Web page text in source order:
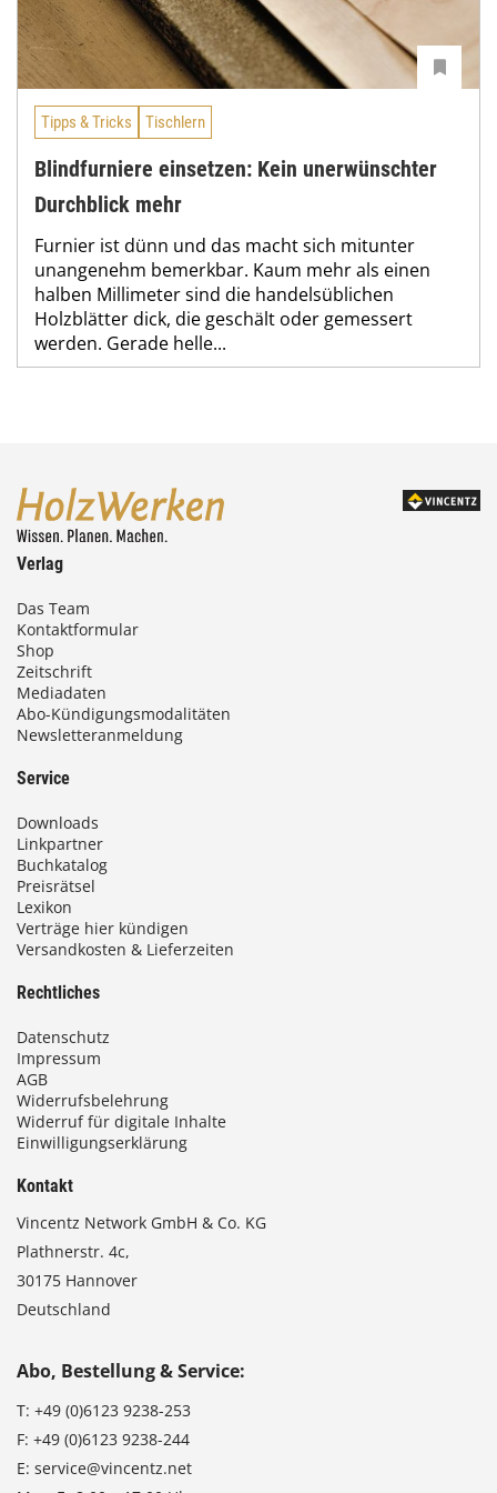
Tipps & Tricks Tischlern
Blindfurniere einsetzen: Kein unerwünschter
Durchblick mehr
Furnier ist dünn und das macht sich mitunter
unangenehm bemerkbar. Kaum mehr als einen
halben Millimeter sind die handelsüblichen
Holzblätter dick, die geschält oder gemessert
werden. Gerade helle...
Verlag
Das Team
Kontaktformular
Shop
Zeitschrift
Mediadaten
Abo-Kündigungsmodalitäten
Newsletteranmeldung
Service
Downloads
Linkpartner
Buchkatalog
Preisrätsel
Lexikon
Verträge hier kündigen
Versandkosten & Lieferzeiten
Rechtliches
Datenschutz
Impressum
AGB
Widerrufsbelehrung
Widerruf für digitale Inhalte
Einwilligungserklärung
Kontakt
Vincentz Network GmbH & Co. KG
Plathnerstr. 4c,
30175 Hannover
Deutschland
Abo, Bestellung & Service:
T: +49 (0)6123 9238-253
F: +49 (0)6123 9238-244
E: service@vincentz.net